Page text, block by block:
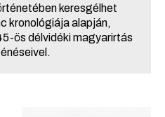
keresgélhet
kronológiája alapján,
ös délvidéki magyarirtás